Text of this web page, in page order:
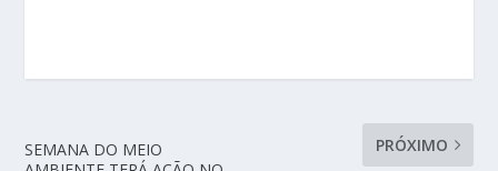
SEMANA DO MEIO
PRÓXIMO